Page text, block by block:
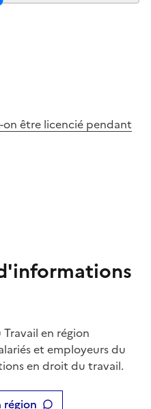
être licencié pendant
en région
et employeurs du
en droit du travail.
région